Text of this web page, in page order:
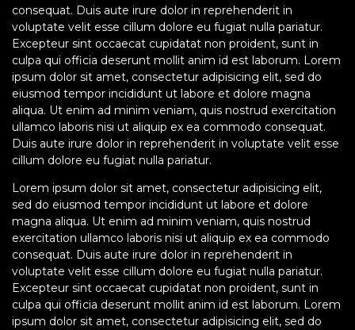
consequat. Duis aute irure dolor in reprehenderit in
voluptate velit esse cillum dolore eu fugiat nulla pariatur.
Excepteur sint occaecat cupidatat non proident, sunt in
culpa qui officia deserunt mollit anim id est laborum. Lorem
ipsum dolor sit amet, consectetur adipisicing elit, sed do
eiusmod tempor incididunt ut labore et dolore magna
aliqua. Ut enim ad minim veniam, quis nostrud exercitation
ullamco laboris nisi ut aliquip ex ea commodo consequat.
Duis aute irure dolor in reprehenderit in voluptate velit esse
cillum dolore eu fugiat nulla pariatur.
Lorem ipsum dolor sit amet, consectetur adipisicing elit,
sed do eiusmod tempor incididunt ut labore et dolore
magna aliqua. Ut enim ad minim veniam, quis nostrud
exercitation ullamco laboris nisi ut aliquip ex ea commodo
consequat. Duis aute irure dolor in reprehenderit in
voluptate velit esse cillum dolore eu fugiat nulla pariatur.
Excepteur sint occaecat cupidatat non proident, sunt in
culpa qui officia deserunt mollit anim id est laborum. Lorem
ipsum dolor sit amet, consectetur adipisicing elit, sed do